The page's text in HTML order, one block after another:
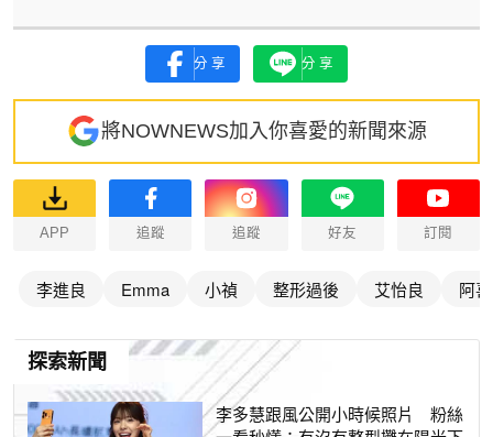
分享 分享
將NOWNEWS加入你喜愛的新聞來源
APP 追蹤 追蹤 好友 訂閱
李進良 Emma 小禎 整形過後 艾怡良 阿喜
探索新聞
李多慧跟風公開小時候照片 粉絲